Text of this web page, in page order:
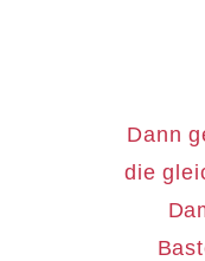
Dann
die